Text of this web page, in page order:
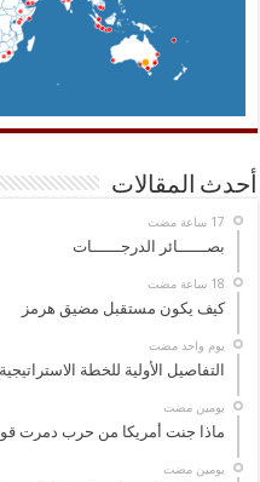
أحدث المقالات
بصــــــائر الدرجــــــات
كيف يكون مستقبل مضيق هرمز
‏يوم واحد مضت
التفاصيل الأولية للخطة
‏يومين مضت
ماذا جنت أمريكا من حرب دمرت
‏يومين مضت